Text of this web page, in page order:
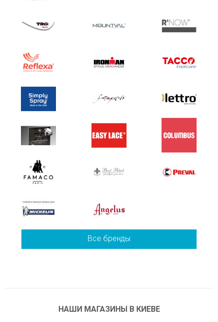
Все бренды
НАШИ МАГАЗИНЫ В КИЕВЕ